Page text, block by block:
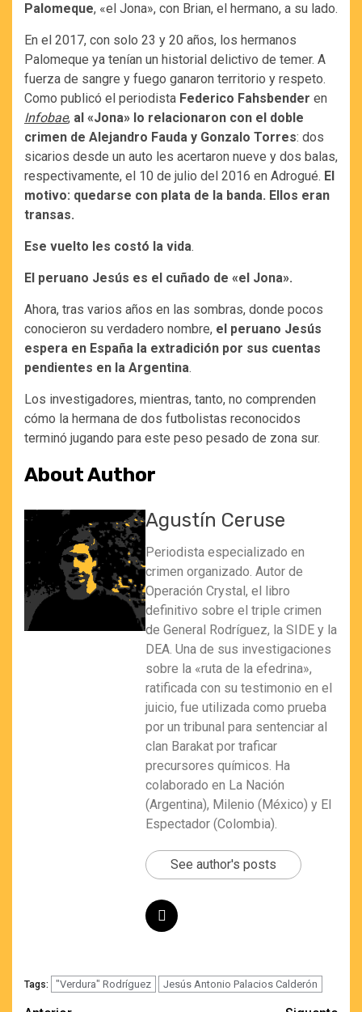
Palomeque, «el Jona», con Brian, el hermano, a su lado.
En el 2017, con solo 23 y 20 años, los hermanos
Palomeque ya tenían un historial delictivo de temer. A
fuerza de sangre y fuego ganaron territorio y respeto.
Como publicó el periodista Federico Fahsbender en
Infobae, al «Jona» lo relacionaron con el doble
crimen de Alejandro Fauda y Gonzalo Torres: dos
sicarios desde un auto les acertaron nueve y dos balas,
respectivamente, el 10 de julio del 2016 en Adrogué. El
motivo: quedarse con plata de la banda. Ellos eran
transas.
Ese vuelto les costó la vida.
El peruano Jesús es el cuñado de «el Jona».
Ahora, tras varios años en las sombras, donde pocos
conocieron su verdadero nombre, el peruano Jesús
espera en España la extradición por sus cuentas
pendientes en la Argentina.
Los investigadores, mientras, tanto, no comprenden
cómo la hermana de dos futbolistas reconocidos
terminó jugando para este peso pesado de zona sur.
About Author
Agustín Ceruse
Periodista especializado en
crimen organizado. Autor de
Operación Crystal, el libro
definitivo sobre el triple crimen
de General Rodríguez, la SIDE y la
DEA. Una de sus investigaciones
sobre la «ruta de la efedrina»,
ratificada con su testimonio en el
juicio, fue utilizada como prueba
por un tribunal para sentenciar al
clan Barakat por traficar
precursores químicos. Ha
colaborado en La Nación
(Argentina), Milenio (México) y El
Espectador (Colombia).
See author's posts
Tags: "Verdura" Rodríguez Jesús Antonio Palacios Calderón